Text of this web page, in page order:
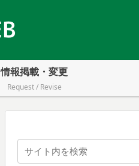
情報掲載・変更
Request / Revise